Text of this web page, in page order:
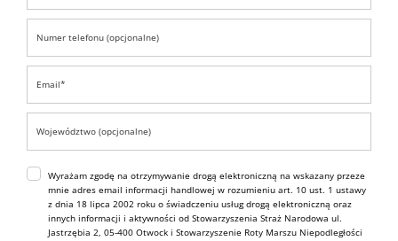
Wyrażam zgodę na otrzymywanie drogą elektroniczną na wskazany przeze
mnie adres email informacji handlowej w rozumieniu art. 10 ust. 1 ustawy
z dnia 18 lipca 2002 roku o świadczeniu usług drogą elektroniczną oraz
innych informacji i aktywności od Stowarzyszenia Straż Narodowa ul.
Jastrzębia 2, 05-400 Otwock i Stowarzyszenie Roty Marszu Niepodległości